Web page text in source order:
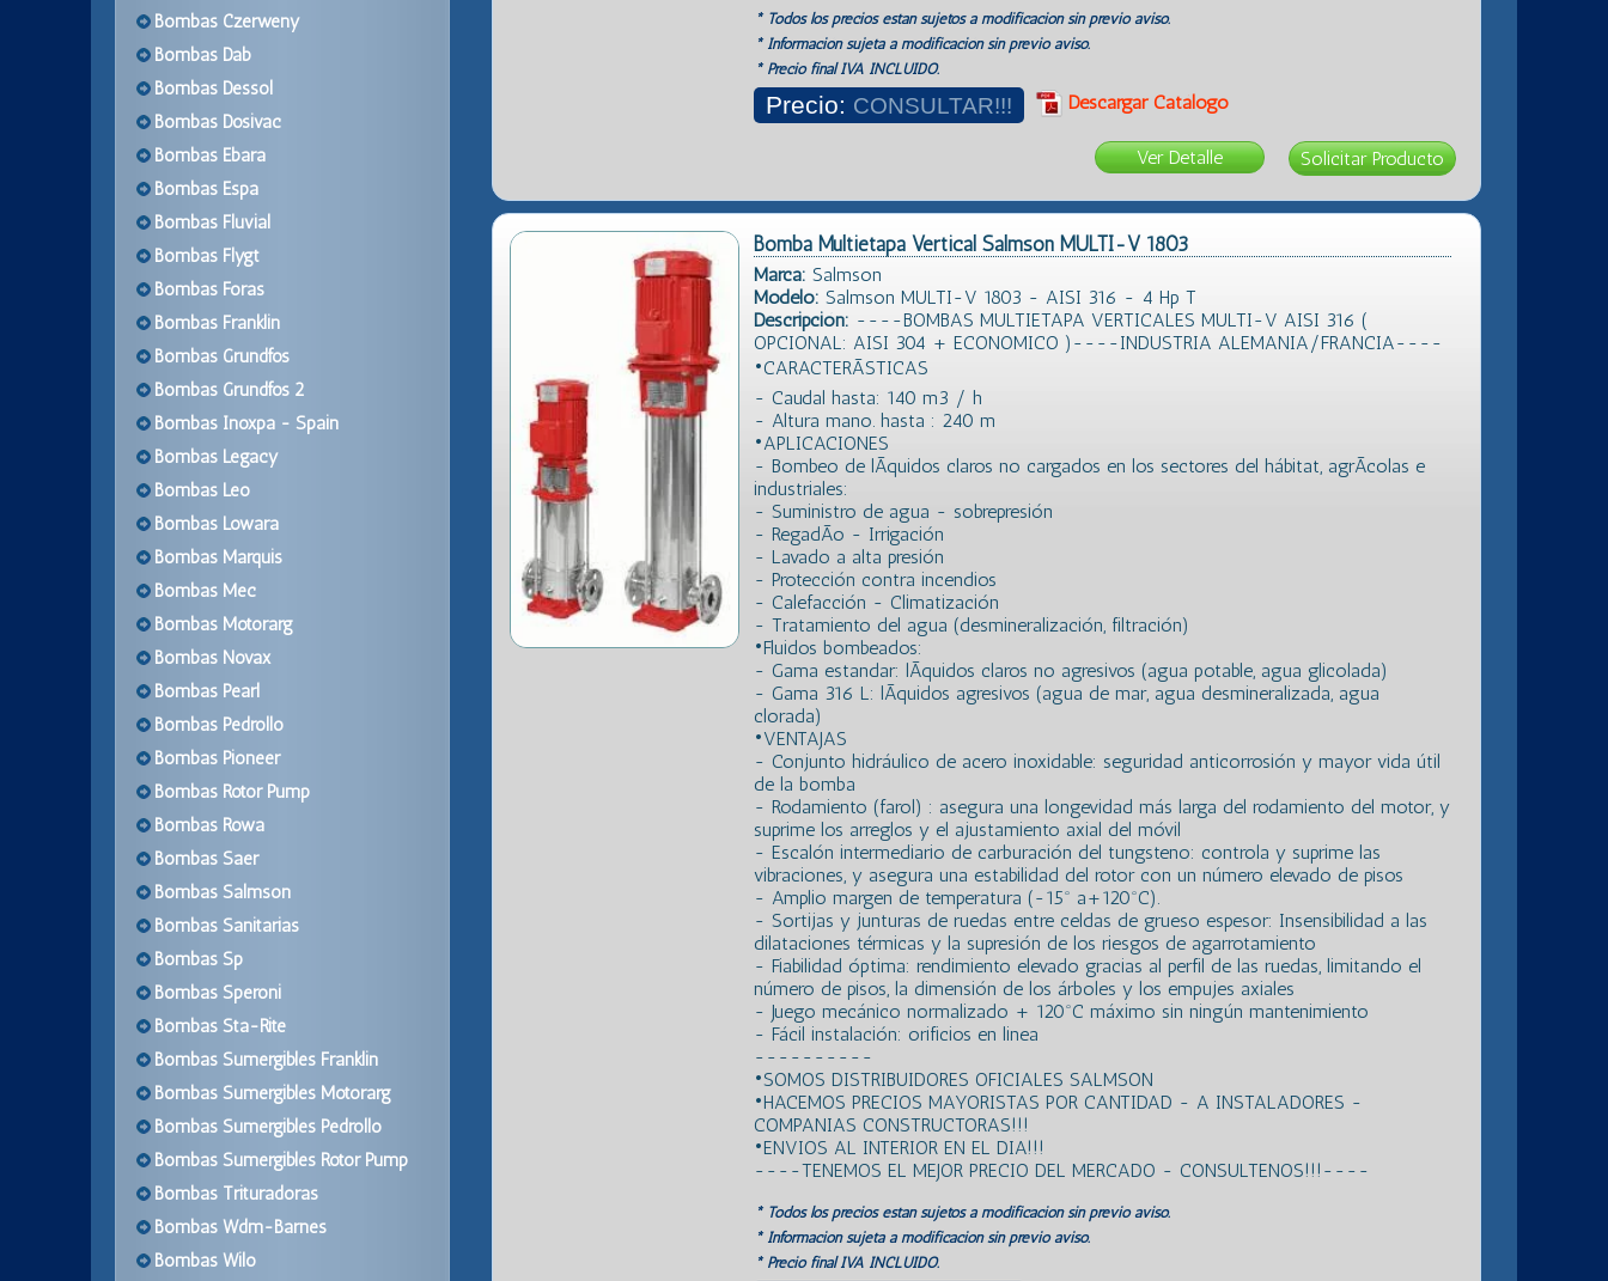
Bombas Czerweny
Bombas Dab
Bombas Dessol
Bombas Dosivac
Bombas Ebara
Bombas Espa
Bombas Fluvial
Bombas Flygt
Bombas Foras
Bombas Franklin
Bombas Grundfos
Bombas Grundfos 2
Bombas Inoxpa - Spain
Bombas Legacy
Bombas Leo
Bombas Lowara
Bombas Marquis
Bombas Mec
Bombas Motorarg
Bombas Novax
Bombas Pearl
Bombas Pedrollo
Bombas Pioneer
Bombas Rotor Pump
Bombas Rowa
Bombas Saer
Bombas Salmson
Bombas Sanitarias
Bombas Sp
Bombas Speroni
Bombas Sta-Rite
Bombas Sumergibles Franklin
Bombas Sumergibles Motorarg
Bombas Sumergibles Pedrollo
Bombas Sumergibles Rotor Pump
Bombas Trituradoras
Bombas Wdm-Barnes
Bombas Wilo
* Todos los precios estan sujetos a modificación sin previo aviso.
* Información sujeta a modificación sin previo aviso.
* Precio final IVA INCLUIDO.
Precio: CONSULTAR!!! Descargar Catálogo
Ver Detalle
Bomba Multietapa Vertical Salmson MULTI-V 1803
Marca: Salmson
Modelo: Salmson MULTI-V 1803 - AISI 316 - 4 Hp T
Descripción: ----BOMBAS MULTIETAPA VERTICALES MULTI-V AISI 316 (
OPCIONAL: AISI 304 + ECONOMICO )----INDUSTRIA ALEMANIA/FRANCIA----
•CARACTERÃSTICAS
- Caudal hasta: 140 m3 / h
- Altura mano. hasta : 240 m
•APLICACIONES
- Bombeo de lÃ­quidos claros no cargados en los sectores del hábitat, agrÃ­colas e
industriales:
- Suministro de agua - sobrepresión
- RegadÃ­o - Irrigación
- Lavado a alta presión
- Protección contra incendios
- Calefacción - Climatización
- Tratamiento del agua (desmineralización, filtración)
•Fluidos bombeados:
- Gama estandar: lÃ­quidos claros no agresivos (agua potable, agua glicolada)
- Gama 316 L: lÃ­quidos agresivos (agua de mar, agua desmineralizada, agua
clorada)
•VENTAJAS
- Conjunto hidráulico de acero inoxidable: seguridad anticorrosión y mayor vida útil
de la bomba
- Rodamiento (farol) : asegura una longevidad más larga del rodamiento del motor, y
suprime los arreglos y el ajustamiento axial del móvil
- Escalón intermediario de carburación del tungsteno: controla y suprime las
vibraciones, y asegura una estabilidad del rotor con un número elevado de pisos
- Amplio margen de temperatura (-15º a+120ºC).
- Sortijas y junturas de ruedas entre celdas de grueso espesor: Insensibilidad a las
dilataciones térmicas y la supresión de los riesgos de agarrotamiento
- Fiabilidad óptima: rendimiento elevado gracias al perfil de las ruedas, limitando el
número de pisos, la dimensión de los árboles y los empujes axiales
- Juego mecánico normalizado + 120ºC máximo sin ningún mantenimiento
- Fácil instalación: orificios en linea
----------
•SOMOS DISTRIBUIDORES OFICIALES SALMSON
•HACEMOS PRECIOS MAYORISTAS POR CANTIDAD - A INSTALADORES -
COMPANIAS CONSTRUCTORAS!!!
•ENVIOS AL INTERIOR EN EL DIA!!!
----TENEMOS EL MEJOR PRECIO DEL MERCADO - CONSULTENOS!!!----
* Todos los precios estan sujetos a modificación sin previo aviso.
* Información sujeta a modificación sin previo aviso.
* Precio final IVA INCLUIDO.